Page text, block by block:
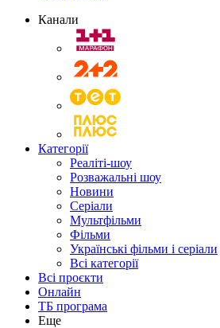
Канали
Категорії
Реаліті-шоу
Розважальні шоу
Новини
Серіали
Мультфільми
Фільми
Українські фільми і серіали
Всі категорії
Всі проєкти
Онлайн
ТБ програма
Еще